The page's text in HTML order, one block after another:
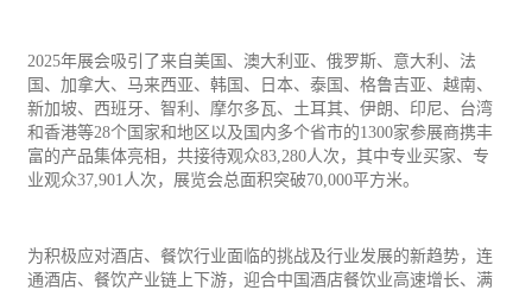
2025年展会吸引了来自美国、澳大利亚、俄罗斯、意大利、法
国、加拿大、马来西亚、韩国、日本、泰国、格鲁吉亚、越南、
新加坡、西班牙、智利、摩尔多瓦、土耳其、伊朗、印尼、台湾
和香港等28个国家和地区以及国内多个省市的1300家参展商携丰
富的产品集体亮相，共接待观众83,280人次，其中专业买家、专
业观众37,901人次，展览会总面积突破70,000平方米。
为积极应对酒店、餐饮行业面临的挑战及行业发展的新趋势，连
通酒店、餐饮产业链上下游，迎合中国酒店餐饮业高速增长、满